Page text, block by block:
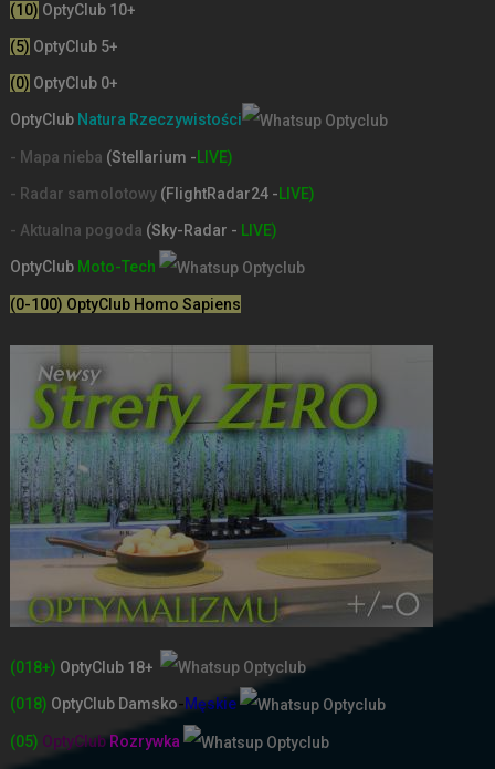
(10) OptyClub 10+
(5) OptyClub 5+
(0) OptyClub 0+
OptyClub Natura Rzeczywistości
- Mapa nieba (Stellarium -LIVE)
- Radar samolotowy (FlightRadar24 -LIVE)
- Aktualna pogoda (Sky-Radar - LIVE)
OptyClub Moto-Tech
(0-100) OptyClub Homo Sapiens
(018+) OptyClub 18+
(018) OptyClub Damsko-Męskie
(05) OptyClub Rozrywka